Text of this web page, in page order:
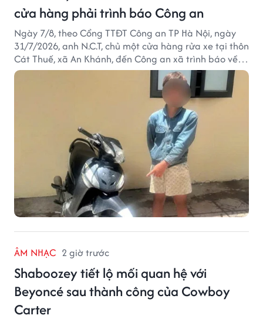
cửa hàng phải trình báo Công an
Ngày 7/8, theo Cổng TTĐT Công an TP Hà Nội, ngày
31/7/2026, anh N.C.T, chủ một cửa hàng rửa xe tại thôn
Cát Thuế, xã An Khánh, đến Công an xã trình báo về
việc bị mất trộm chiếc xe máy Honda Wave. Trong cốp
xe còn có nhiều giấy tờ cá nhân và khoảng 1,2 triệu
ÂM NHẠC 2 giờ trước
Shaboozey tiết lộ mối quan hệ với
Beyoncé sau thành công của Cowboy
Carter